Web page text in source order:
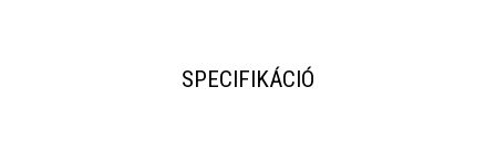
SPECIFIKÁCIÓ